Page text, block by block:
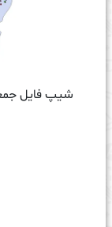
شیپ فایل